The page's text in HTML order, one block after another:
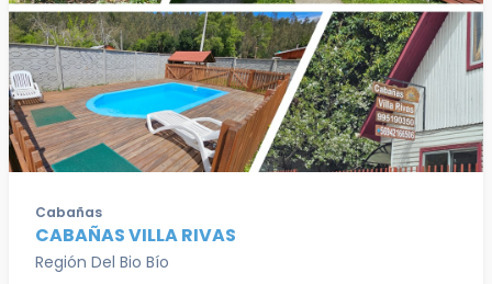
Cabañas
CABAÑAS VILLA RIVAS
Región Del Bio Bío